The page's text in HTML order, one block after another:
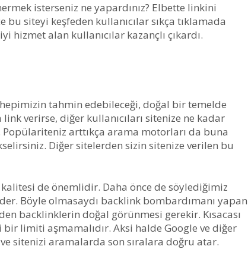
isterseniz ne yapardınız? Elbette linkini
bu siteyi keşfeden kullanıcılar sıkça tıklamada
alan kullanıcılar kazançlı çıkardı.
hepimizin tahmin edebileceği, doğal bir temelde
verirse, diğer kullanıcıları sitenize ne kadar
arttıkça arama motorları da buna
Diğer sitelerden sizin sitenize verilen bu
kalitesi de önemlidir. Daha önce de söylediğimiz
Böyle olmasaydı backlink bombardımanı yapan
backlinklerin doğal görünmesi gerekir. Kısacası
bir limiti aşmamalıdır. Aksi halde Google ve diğer
sitenizi aramalarda son sıralara doğru atar.